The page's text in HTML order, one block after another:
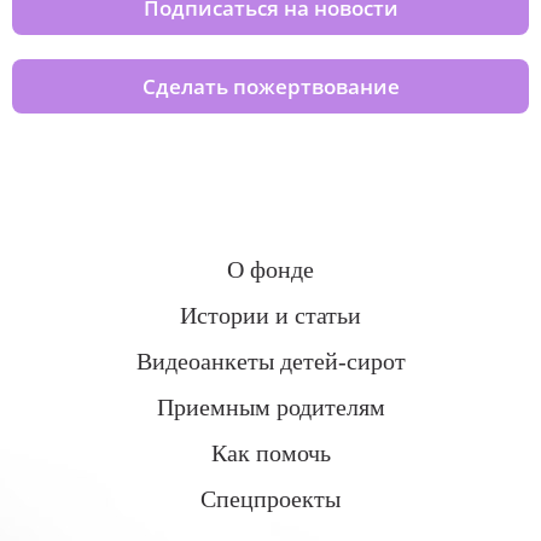
Подписаться на новости
Сделать пожертвование
О фонде
Истории и статьи
Видеоанкеты детей-сирот
Приемным родителям
Как помочь
Спецпроекты